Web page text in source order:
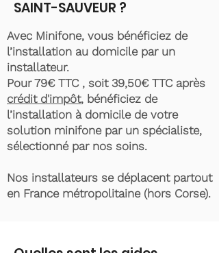
SAINT-SAUVEUR ?
Avec Minifone, vous bénéficiez de
l’installation au domicile par un
installateur.
Pour 79€ TTC , soit 39,50€ TTC après
crédit d'impôt, bénéficiez de
l’installation à domicile de votre
solution minifone par un spécialiste,
sélectionné par nos soins.
Nos installateurs se déplacent partout
en France métropolitaine (hors Corse).